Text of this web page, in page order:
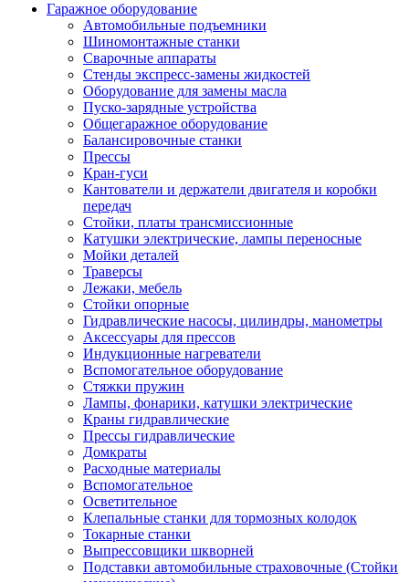
Гаражное оборудование
Автомобильные подъемники
Шиномонтажные станки
Сварочные аппараты
Стенды экспресс-замены жидкостей
Оборудование для замены масла
Пуско-зарядные устройства
Общегаражное оборудование
Балансировочные станки
Прессы
Кран-гуси
Кантователи и держатели двигателя и коробки
передач
Стойки, платы трансмиссионные
Катушки электрические, лампы переносные
Мойки деталей
Траверсы
Лежаки, мебель
Стойки опорные
Гидравлические насосы, цилиндры, манометры
Аксессуары для прессов
Индукционные нагреватели
Вспомогательное оборудование
Стяжки пружин
Лампы, фонарики, катушки электрические
Краны гидравлические
Прессы гидравлические
Домкраты
Расходные материалы
Вспомогательное
Осветительное
Клепальные станки для тормозных колодок
Токарные станки
Выпрессовщики шкворней
Подставки автомобильные страховочные (Стойки